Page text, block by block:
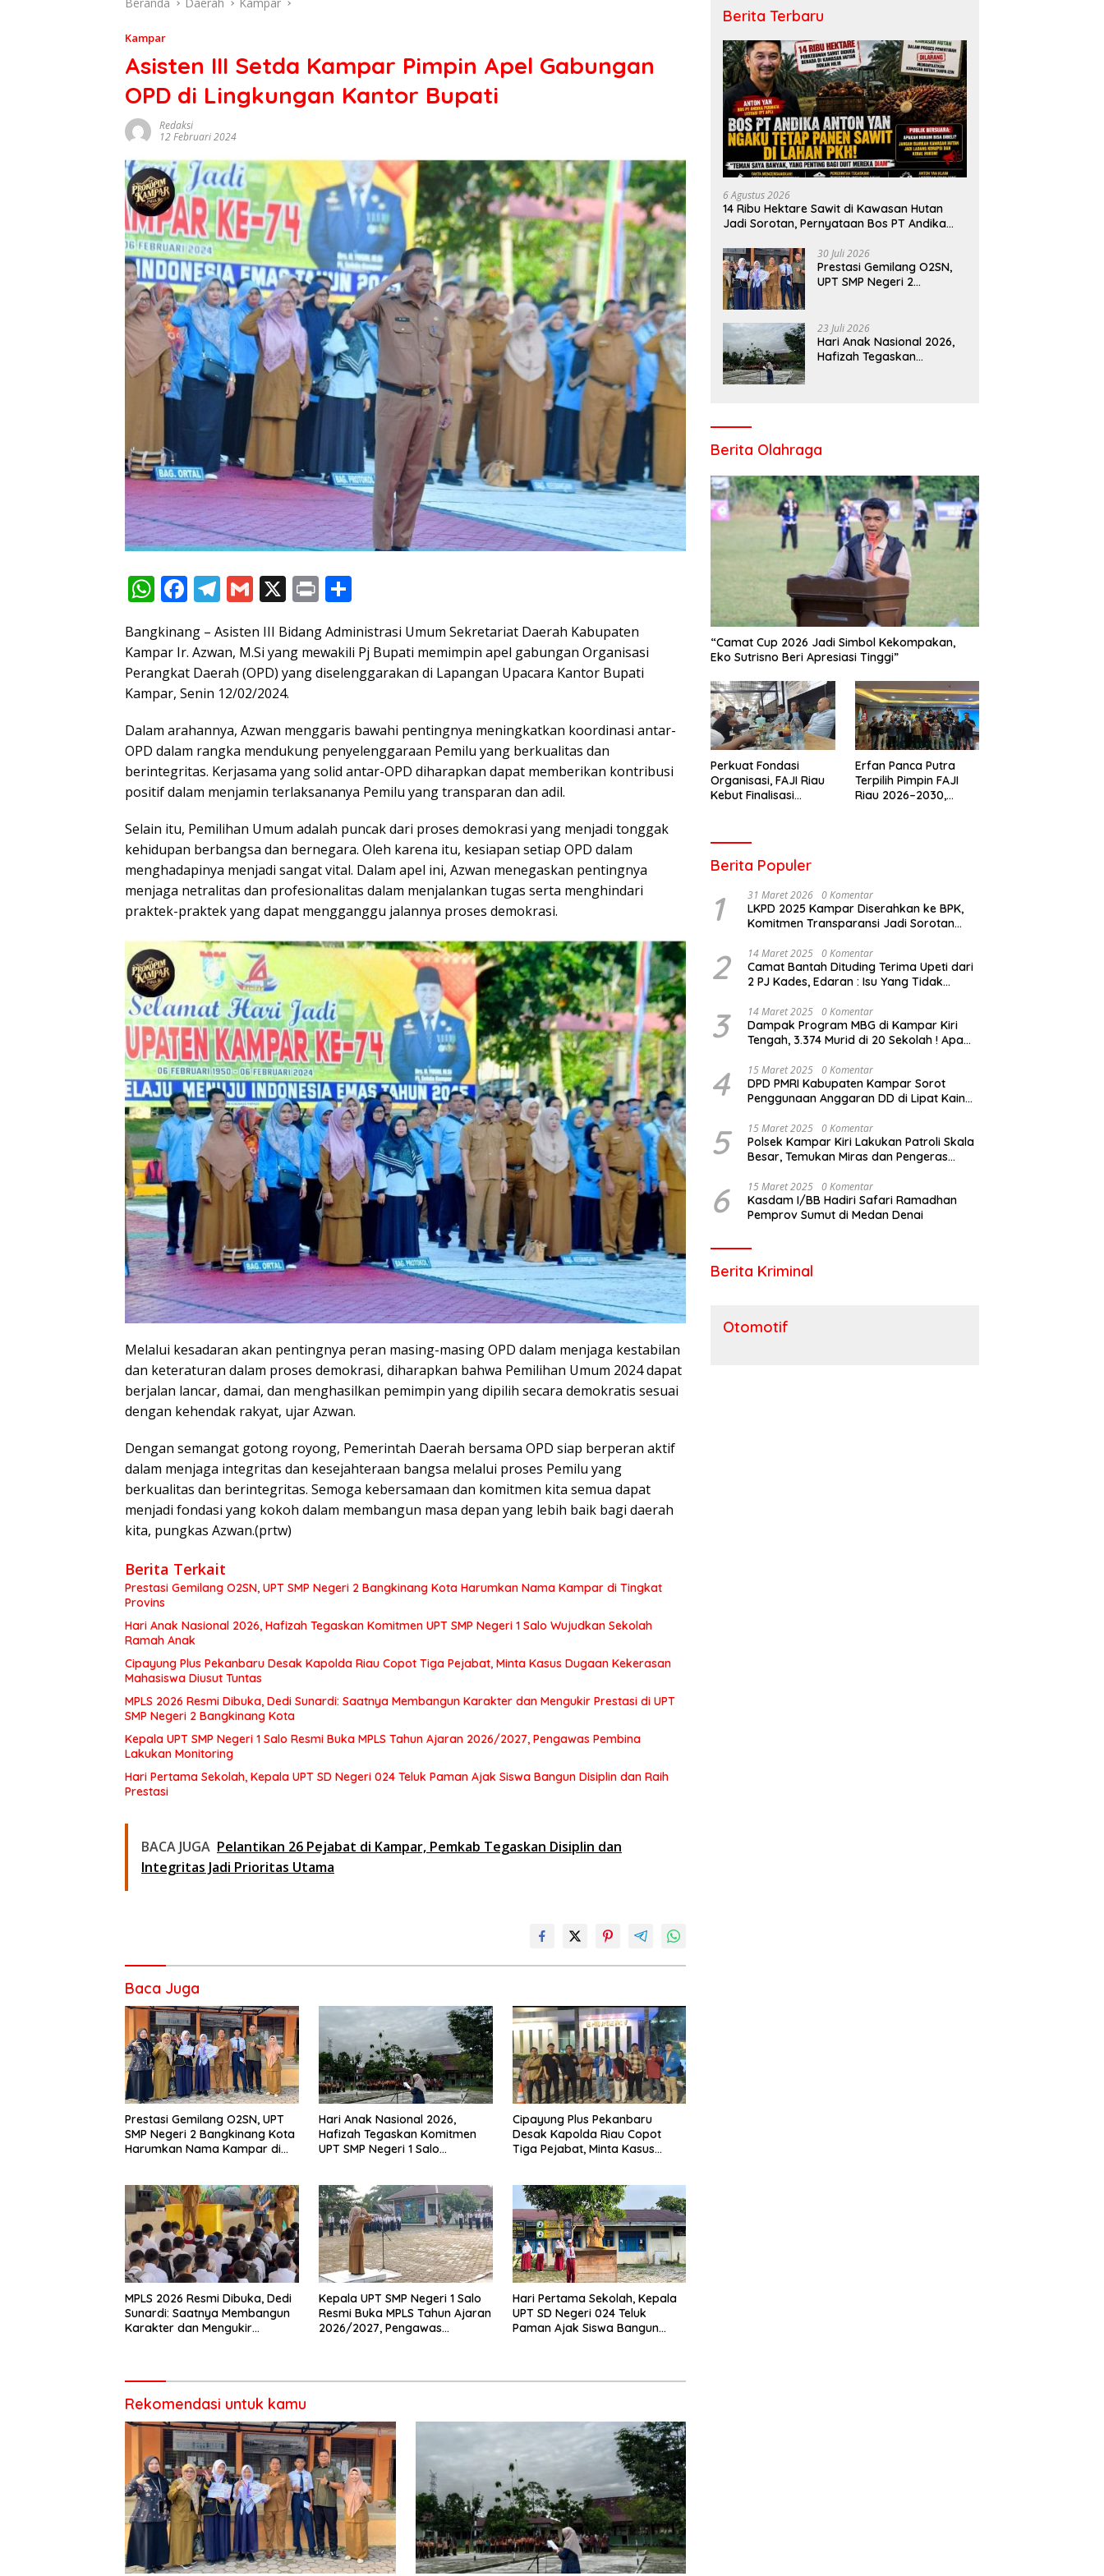
Kampar
Asisten III Setda Kampar Pimpin Apel Gabungan
OPD di Lingkungan Kantor Bupati
Redaksi
12 Februari 2024
W
at
s
A
p
p
F
e
b
o
o
k
T
e
gr
a
m
G
ai
l
X Pr
t ar
e
Bangkinang – Asisten III Bidang Administrasi Umum Sekretariat Daerah Kabupaten
Kampar Ir. Azwan, M.Si yang mewakili Pj Bupati memimpin apel gabungan Organisasi
Perangkat Daerah (OPD) yang diselenggarakan di Lapangan Upacara Kantor Bupati
Kampar, Senin 12/02/2024.
Dalam arahannya, Azwan menggaris bawahi pentingnya meningkatkan koordinasi antar-
OPD dalam rangka mendukung penyelenggaraan Pemilu yang berkualitas dan
berintegritas. Kerjasama yang solid antar-OPD diharapkan dapat memberikan kontribusi
positif dalam menjamin terlaksananya Pemilu yang transparan dan adil.
Selain itu, Pemilihan Umum adalah puncak dari proses demokrasi yang menjadi tonggak
kehidupan berbangsa dan bernegara. Oleh karena itu, kesiapan setiap OPD dalam
menghadapinya menjadi sangat vital. Dalam apel ini, Azwan menegaskan pentingnya
menjaga netralitas dan profesionalitas dalam menjalankan tugas serta menghindari
praktek-praktek yang dapat mengganggu jalannya proses demokrasi.
Melalui kesadaran akan pentingnya peran masing-masing OPD dalam menjaga kestabilan
dan keteraturan dalam proses demokrasi, diharapkan bahwa Pemilihan Umum 2024 dapat
berjalan lancar, damai, dan menghasilkan pemimpin yang dipilih secara demokratis sesuai
dengan kehendak rakyat, ujar Azwan.
Dengan semangat gotong royong, Pemerintah Daerah bersama OPD siap berperan aktif
dalam menjaga integritas dan kesejahteraan bangsa melalui proses Pemilu yang
berkualitas dan berintegritas. Semoga kebersamaan dan komitmen kita semua dapat
menjadi fondasi yang kokoh dalam membangun masa depan yang lebih baik bagi daerah
kita, pungkas Azwan.(prtw)
Berita Terkait
Prestasi Gemilang O2SN, UPT SMP Negeri 2 Bangkinang Kota Harumkan Nama Kampar di Tingkat
Provins
Hari Anak Nasional 2026, Hafizah Tegaskan Komitmen UPT SMP Negeri 1 Salo Wujudkan Sekolah
Ramah Anak
Cipayung Plus Pekanbaru Desak Kapolda Riau Copot Tiga Pejabat, Minta Kasus Dugaan Kekerasan
Mahasiswa Diusut Tuntas
MPLS 2026 Resmi Dibuka, Dedi Sunardi: Saatnya Membangun Karakter dan Mengukir Prestasi di UPT
SMP Negeri 2 Bangkinang Kota
Kepala UPT SMP Negeri 1 Salo Resmi Buka MPLS Tahun Ajaran 2026/2027, Pengawas Pembina
Lakukan Monitoring
Hari Pertama Sekolah, Kepala UPT SD Negeri 024 Teluk Paman Ajak Siswa Bangun Disiplin dan Raih
Prestasi
BACA JUGA Pelantikan 26 Pejabat di Kampar, Pemkab Tegaskan Disiplin dan
Integritas Jadi Prioritas Utama
Baca Juga
Prestasi Gemilang O2SN, UPT
SMP Negeri 2 Bangkinang Kota
Harumkan Nama Kampar di
Hari Anak Nasional 2026,
Hafizah Tegaskan Komitmen
UPT SMP Negeri 1 Salo
Cipayung Plus Pekanbaru
Desak Kapolda Riau Copot
Tiga Pejabat, Minta Kasus
MPLS 2026 Resmi Dibuka, Dedi
Sunardi: Saatnya Membangun
Karakter dan Mengukir
Kepala UPT SMP Negeri 1 Salo
Resmi Buka MPLS Tahun Ajaran
2026/2027, Pengawas
Hari Pertama Sekolah, Kepala
UPT SD Negeri 024 Teluk
Paman Ajak Siswa Bangun
Rekomendasi untuk kamu
Berita Terbaru
6 Agustus 2026
14 Ribu Hektare Sawit di Kawasan Hutan
Jadi Sorotan, Pernyataan Bos PT Andika
30 Juli 2026
Prestasi Gemilang O2SN,
UPT SMP Negeri 2
di Tingkat Provins
23 Juli 2026
Hari Anak Nasional 2026,
Hafizah Tegaskan
Berita Olahraga
“Camat Cup 2026 Jadi Simbol Kekompakan,
Eko Sutrisno Beri Apresiasi Tinggi”
Perkuat Fondasi
Organisasi, FAJI Riau
Kebut Finalisasi
Erfan Panca Putra
Terpilih Pimpin FAJI
Riau 2026–2030,
Berita Populer
1 31 Maret 2026 0 Komentar
LKPD 2025 Kampar Diserahkan ke BPK,
Komitmen Transparansi Jadi Sorotan
2 14 Maret 2025 0 Komentar
Camat Bantah Dituding Terima Upeti dari
2 PJ Kades, Edaran : Isu Yang Tidak
3 14 Maret 2025 0 Komentar
Dampak Program MBG di Kampar Kiri
Tengah, 3.374 Murid di 20 Sekolah ! Apa
4 15 Maret 2025 0 Komentar
DPD PMRI Kabupaten Kampar Sorot
Penggunaan Anggaran DD di Lipat Kain
5 15 Maret 2025 0 Komentar
Polsek Kampar Kiri Lakukan Patroli Skala
Besar, Temukan Miras dan Pengeras
6 15 Maret 2025 0 Komentar
Kasdam I/BB Hadiri Safari Ramadhan
Pemprov Sumut di Medan Denai
Berita Kriminal
Otomotif